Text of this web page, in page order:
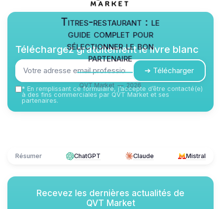
Titres-restaurant : le
guide complet pour
sélectionner le bon
partenaire
QVT Market — 2026
Téléchargez gratuitement le livre blanc
➔ Télécharger
* En remplissant ce formulaire, j’accepte d’être contacté(e)
à des fins commerciales par QVT Market et ses
partenaires.
Résumer ChatGPT Claude Mistral
Recevez les dernières actualités de
QVT Market